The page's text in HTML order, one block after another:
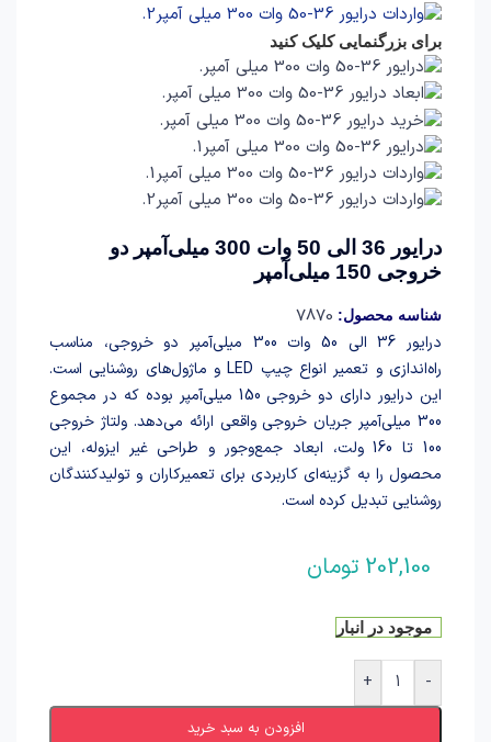
برای بزرگنمایی کلیک کنید
درایور 36 الی 50 وات 300 میلی‌آمپر دو
خروجی 150 میلی‌آمپر
شناسه محصول: 7870
درایور 36 الی 50 وات 300 میلی‌آمپر دو خروجی، مناسب
راه‌اندازی و تعمیر انواع چیپ LED و ماژول‌های روشنایی است.
این درایور دارای دو خروجی 150 میلی‌آمپر بوده که در مجموع
300 میلی‌آمپر جریان خروجی واقعی ارائه می‌دهد. ولتاژ خروجی
100 تا 160 ولت، ابعاد جمع‌وجور و طراحی غیر ایزوله، این
محصول را به گزینه‌ای کاربردی برای تعمیرکاران و تولیدکنندگان
روشنایی تبدیل کرده است.
202,100 تومان
موجود در انبار
-
+
افزودن به سبد خرید